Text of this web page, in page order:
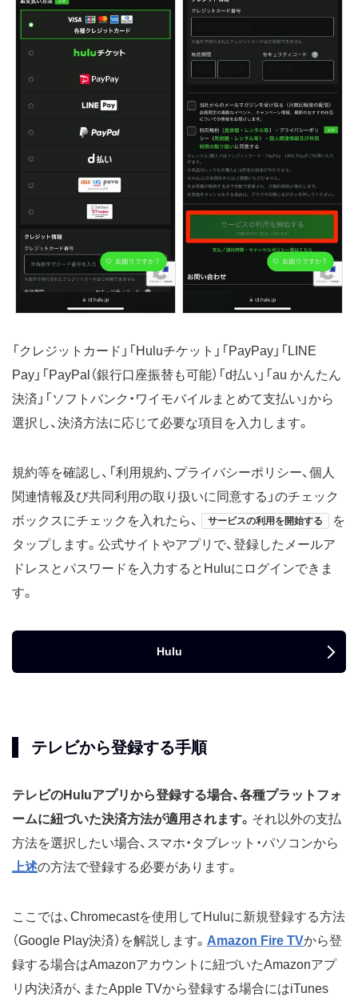
「クレジットカード」「Huluチケット」「PayPay」「LINE
Pay」「PayPal（銀行口座振替も可能）「d払い」「au かんたん
決済」「ソフトバンク・ワイモバイルまとめて支払い」から
選択し、決済方法に応じて必要な項目を入力します。
規約等を確認し、「利用規約、プライバシーポリシー、個人
関連情報及び共同利用の取り扱いに同意する」のチェック
ボックスにチェックを入れたら、
サービスの利用を開始する
を
タップします。公式サイトやアプリで、登録したメールア
ドレスとパスワードを入力するとHuluにログインできま
す。
Hulu
テレビから登録する手順
テレビのHuluアプリから登録する場合、各種プラットフォ
ームに紐づいた決済方法が適用されます。 それ以外の支払
方法を選択したい場合、スマホ・タブレット・パソコンから
上述の方法で登録する必要があります。
ここでは、Chromecastを使用してHuluに新規登録する方法
（Google Play決済）を解説します。 Amazon Fire TVから登
録する場合はAmazonアカウントに紐づいたAmazonアプ
リ内決済が、またApple TVから登録する場合にはiTunes